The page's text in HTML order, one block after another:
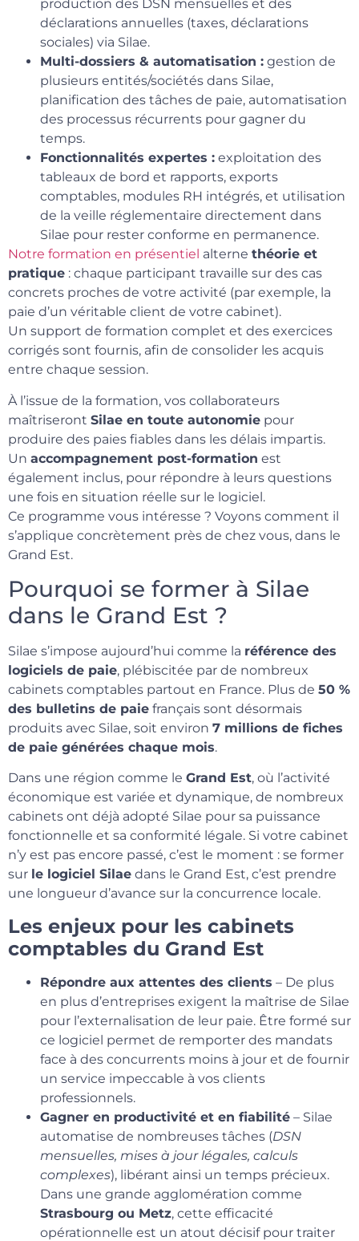
production des DSN mensuelles et des
déclarations annuelles (taxes, déclarations
sociales) via Silae.
Multi-dossiers & automatisation : gestion de
plusieurs entités/sociétés dans Silae,
planification des tâches de paie, automatisation
des processus récurrents pour gagner du
temps.
Fonctionnalités expertes : exploitation des
tableaux de bord et rapports, exports
comptables, modules RH intégrés, et utilisation
de la veille réglementaire directement dans
Silae pour rester conforme en permanence.
Notre formation en présentiel alterne théorie et
pratique : chaque participant travaille sur des cas
concrets proches de votre activité (par exemple, la
paie d’un véritable client de votre cabinet).
Un support de formation complet et des exercices
corrigés sont fournis, afin de consolider les acquis
entre chaque session.
À l’issue de la formation, vos collaborateurs
maîtriseront Silae en toute autonomie pour
produire des paies fiables dans les délais impartis.
Un accompagnement post-formation est
également inclus, pour répondre à leurs questions
une fois en situation réelle sur le logiciel.
Ce programme vous intéresse ? Voyons comment il
s’applique concrètement près de chez vous, dans le
Grand Est.
Pourquoi se former à Silae
dans le Grand Est ?
Silae s’impose aujourd’hui comme la référence des
logiciels de paie, plébiscitée par de nombreux
cabinets comptables partout en France. Plus de 50 %
des bulletins de paie français sont désormais
produits avec Silae, soit environ 7 millions de fiches
de paie générées chaque mois.
Dans une région comme le Grand Est, où l’activité
économique est variée et dynamique, de nombreux
cabinets ont déjà adopté Silae pour sa puissance
fonctionnelle et sa conformité légale. Si votre cabinet
n’y est pas encore passé, c’est le moment : se former
sur le logiciel Silae dans le Grand Est, c’est prendre
une longueur d’avance sur la concurrence locale.
Les enjeux pour les cabinets
comptables du Grand Est
Répondre aux attentes des clients – De plus
en plus d’entreprises exigent la maîtrise de Silae
pour l’externalisation de leur paie. Être formé sur
ce logiciel permet de remporter des mandats
face à des concurrents moins à jour et de fournir
un service impeccable à vos clients
professionnels.
Gagner en productivité et en fiabilité – Silae
automatise de nombreuses tâches (DSN
mensuelles, mises à jour légales, calculs
complexes), libérant ainsi un temps précieux.
Dans une grande agglomération comme
Strasbourg ou Metz, cette efficacité
opérationnelle est un atout décisif pour traiter